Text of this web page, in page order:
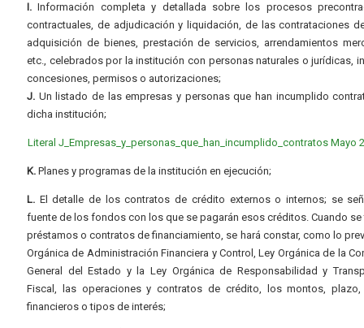
I. Información completa y detallada sobre los procesos
contractuales, de adjudicación y liquidación, de las contrataciones
adquisición de bienes, prestación de servicios, arrendamientos
etc., celebrados por la institución con personas naturales o jurídicas,
concesiones, permisos o autorizaciones;
J. Un listado de las empresas y personas que han incumplido
dicha institución;
Literal J_Empresas_y_personas_que_han_incumplido_contratos Mayo
K. Planes y programas de la institución en ejecución;
L. El detalle de los contratos de crédito externos o internos; se
fuente de los fondos con los que se pagarán esos créditos. Cuando se
préstamos o contratos de financiamiento, se hará constar, como lo
Orgánica de Administración Financiera y Control, Ley Orgánica de la
General del Estado y la Ley Orgánica de Responsabilidad y
Fiscal, las operaciones y contratos de crédito, los montos,
financieros o tipos de interés;